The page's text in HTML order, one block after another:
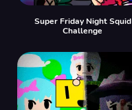
Super Friday Night Squid
Challenge